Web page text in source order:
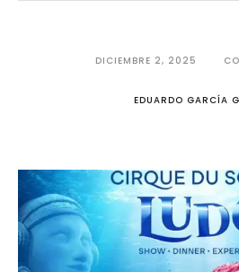
DICIEMBRE 2, 2025
EDUARDO GARCÍA